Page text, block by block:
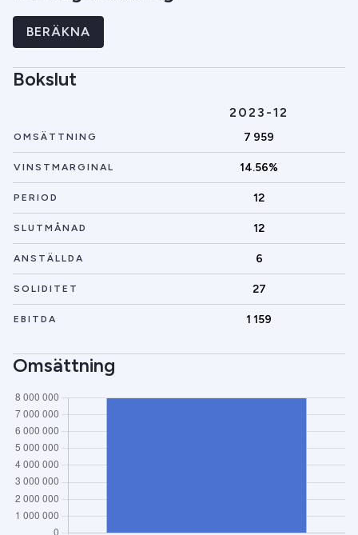
BERÄKNA
Bokslut
2023-12
OMSÄTTNING 7 959
VINSTMARGINAL 14.56%
PERIOD 12
SLUTMÅNAD 12
ANSTÄLLDA 6
SOLIDITET 27
EBITDA 1 159
Omsättning